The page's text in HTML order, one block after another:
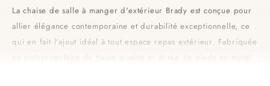
La chaise de salle à manger d'extérieur Brady est conçue pour
allier élégance contemporaine et durabilité exceptionnelle, ce
qui en fait l'ajout idéal à tout espace repas extérieur. Fabriquée